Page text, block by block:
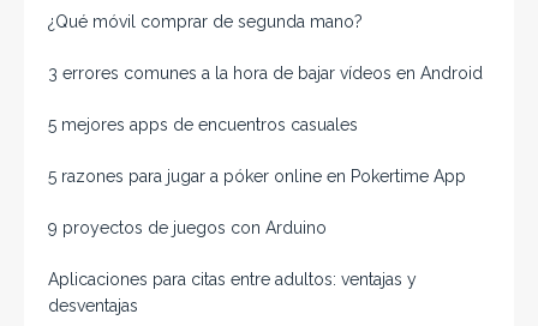
¿Qué móvil comprar de segunda mano​?
3 errores comunes a la hora de bajar vídeos en Android
5 mejores apps de encuentros casuales
5 razones para jugar a póker online en Pokertime App
9 proyectos de juegos con Arduino
Aplicaciones para citas entre adultos: ventajas y
desventajas